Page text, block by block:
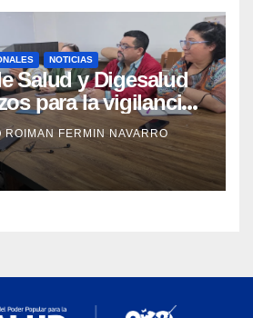
NOTICIAS
Salud y Digesalud
para la vigilancia
y el control de
ROIMAN FERMIN NAVARRO